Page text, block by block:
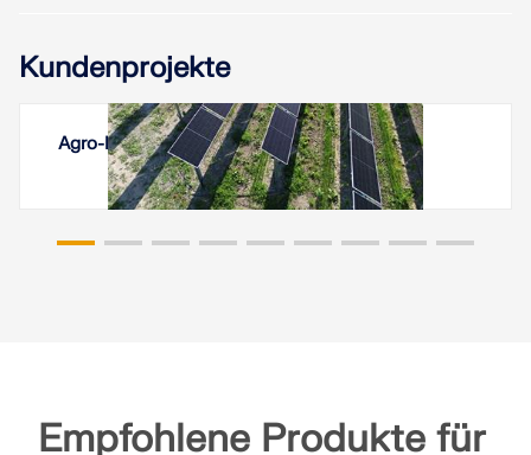
Kundenprojekte
Agro-Photovoltaikanlagen Vineyard, Italien
Empfohlene Produkte für